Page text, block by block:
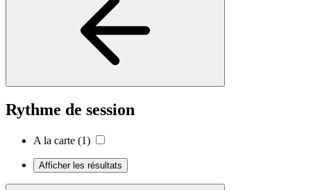
Rythme de session
A la carte (1)
Afficher les résultats